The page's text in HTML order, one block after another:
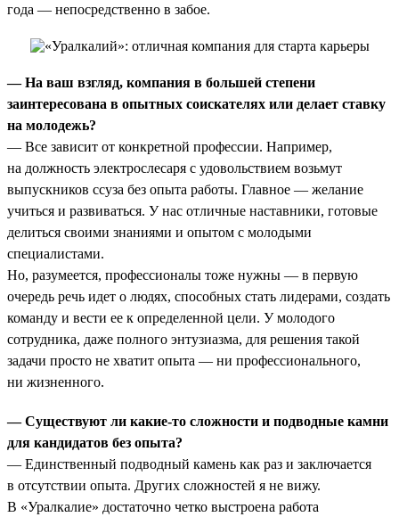
года — непосредственно в забое.
— На ваш взгляд, компания в большей степени
заинтересована в опытных соискателях или делает ставку
на молодежь?
— Все зависит от конкретной профессии. Например,
на должность электрослесаря с удовольствием возьмут
выпускников ссуза без опыта работы. Главное — желание
учиться и развиваться. У нас отличные наставники, готовые
делиться своими знаниями и опытом с молодыми
специалистами.
Но, разумеется, профессионалы тоже нужны — в первую
очередь речь идет о людях, способных стать лидерами, создать
команду и вести ее к определенной цели. У молодого
сотрудника, даже полного энтузиазма, для решения такой
задачи просто не хватит опыта — ни профессионального,
ни жизненного.
— Существуют ли какие-то сложности и подводные камни
для кандидатов без опыта?
— Единственный подводный камень как раз и заключается
в отсутствии опыта. Других сложностей я не вижу.
В «Уралкалие» достаточно четко выстроена работа